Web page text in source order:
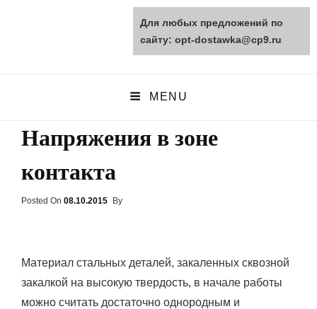
opt-dostawka.ru
MENU
Напряжения в зоне
контакта
Posted On Posted
08.10.2015 By
Материал стальных деталей, закаленных сквозной
закалкой на высокую твердость, в начале работы
можно считать достаточно однородным и
Для любых предложений по
сайту: opt-dostawka@cp9.ru